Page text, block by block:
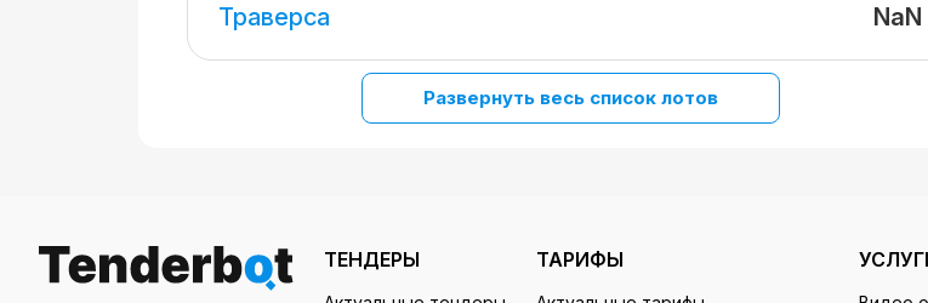
Траверса NaN
Развернуть весь список лотов
ТЕНДЕРЫ ТАРИФЫ